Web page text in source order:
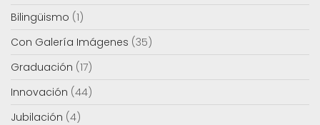
Bilingüismo (1)
Con Galería Imágenes (35)
Graduación (17)
Innovación (44)
Jubilación (4)